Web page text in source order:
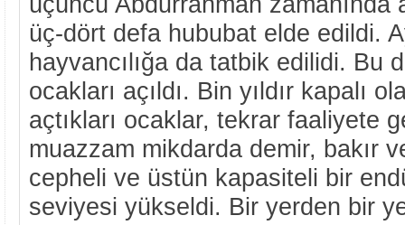
üç-dört defa hububat elde edildi.
hayvancılığa da tatbik edilidi. Bu
ocakları açıldı. Bin yıldır kapalı
açtıkları ocaklar, tekrar faaliyete
muazzam mikdarda demir, bakır
cepheli ve üstün kapasiteli bir
seviyesi yükseldi. Bir yerden bir